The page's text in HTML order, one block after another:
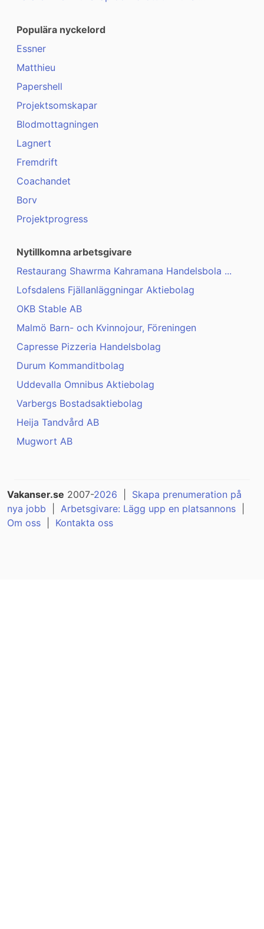
Populära nyckelord
Essner
Matthieu
Papershell
Projektsomskapar
Blodmottagningen
Lagnert
Fremdrift
Coachandet
Borv
Projektprogress
Nytillkomna arbetsgivare
Restaurang Shawrma Kahramana Handelsbola ...
Lofsdalens Fjällanläggningar Aktiebolag
OKB Stable AB
Malmö Barn- och Kvinnojour, Föreningen
Capresse Pizzeria Handelsbolag
Durum Kommanditbolag
Uddevalla Omnibus Aktiebolag
Varbergs Bostadsaktiebolag
Heija Tandvård AB
Mugwort AB
Vakanser.se 2007-2026
Skapa prenumeration på
nya jobb
Arbetsgivare: Lägg upp en platsannons
Om oss
Kontakta oss